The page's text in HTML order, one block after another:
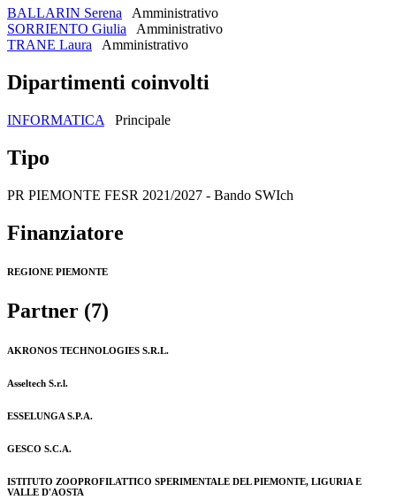
BALLARIN Serena
Amministrativo
SORRIENTO Giulia
Amministrativo
TRANE Laura
Amministrativo
Dipartimenti coinvolti
INFORMATICA Principale
Tipo
PR PIEMONTE FESR 2021/2027 - Bando SWIch
Finanziatore
REGIONE PIEMONTE
Partner (7)
AKRONOS TECHNOLOGIES S.R.L.
Asseltech S.r.l.
ESSELUNGA S.P.A.
GESCO S.C.A.
ISTITUTO ZOOPROFILATTICO SPERIMENTALE DEL PIEMONTE, LIGURIA E
VALLE D'AOSTA